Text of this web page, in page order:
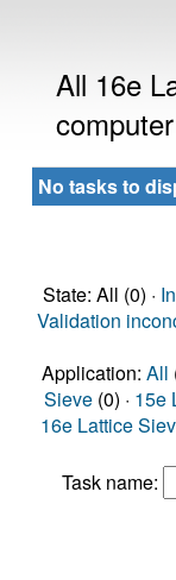
All 16e
No tasks to
State: All (0) ·
Validation
Application: All
Sieve (0) · 15e
16e Lattice
Task name: